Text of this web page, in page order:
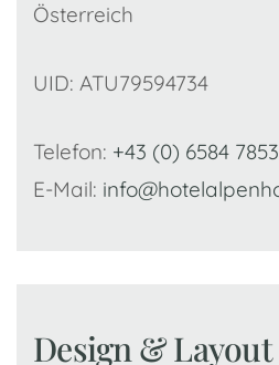
Österreich
UID: ATU79594734
Telefon: +43 (0) 6584 7853
E-Mail:
Design & Layout